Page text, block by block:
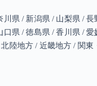
県 / 新潟県 / 山梨県 /
県 / 徳島県 / 香川県 /
陸地方 / 近畿地方 / 関東